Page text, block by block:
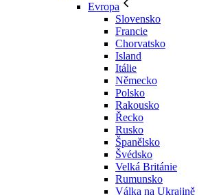
Evropa
Slovensko
Francie
Chorvatsko
Island
Itálie
Německo
Polsko
Rakousko
Řecko
Rusko
Španělsko
Švédsko
Velká Británie
Rumunsko
Válka na Ukrajině